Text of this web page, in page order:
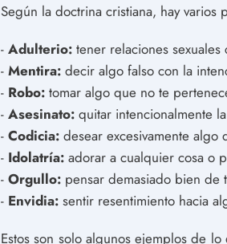
Según la doctrina cristiana, hay
- Adulterio: tener relaciones
- Mentira: decir algo falso con la
- Robo: tomar algo que no te
- Asesinato: quitar intencionalmente
- Codicia: desear excesivamente algo
- Idolatría: adorar a cualquier cosa o
- Orgullo: pensar demasiado bien de
- Envidia: sentir resentimiento hacia
Estos son solo algunos ejemplos de